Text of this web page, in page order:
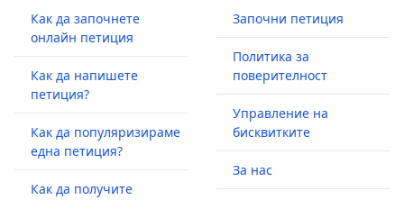
Как да започнете
онлайн петиция
Как да напишете
петиция?
Как да популяризираме
една петиция?
Как да получите
Започни петиция
Политика за
поверителност
Управление на
бисквитките
За нас